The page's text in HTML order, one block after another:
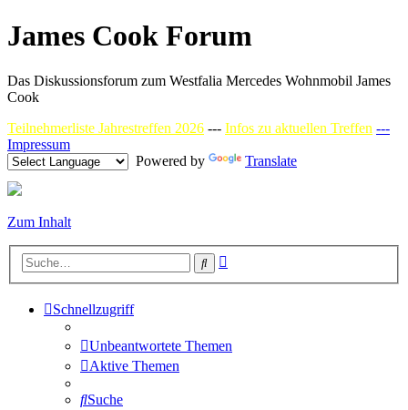
James Cook Forum
Das Diskussionsforum zum Westfalia Mercedes Wohnmobil James
Cook
Teilnehmerliste Jahrestreffen 2026 --- Infos zu aktuellen Treffen ---
Impressum
Powered by
Translate
Zum Inhalt
Suche
Schnellzugriff
Unbeantwortete Themen
Aktive Themen
Suche